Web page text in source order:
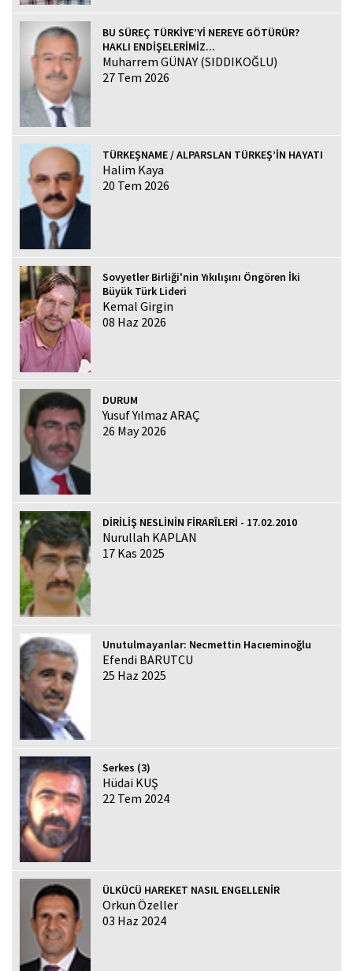
BU SÜREÇ TÜRKİYE’Yİ NEREYE GÖTÜRÜR?
HAKLI ENDİŞELERİMİZ...
Muharrem GÜNAY (SIDDIKOĞLU)
27 Tem 2026
TÜRKEŞNAME / ALPARSLAN TÜRKEŞ’İN HAYATI
Halim Kaya
20 Tem 2026
Sovyetler Birliği'nin Yıkılışını Öngören İki
Büyük Türk Lideri
Kemal Girgin
08 Haz 2026
DURUM
Yusuf Yılmaz ARAÇ
26 May 2026
DİRİLİŞ NESLİNİN FİRARÎLERİ - 17.02.2010
Nurullah KAPLAN
17 Kas 2025
Unutulmayanlar: Necmettin Hacıeminoğlu
Efendi BARUTCU
25 Haz 2025
Serkes (3)
Hüdai KUŞ
22 Tem 2024
ÜLKÜCÜ HAREKET NASIL ENGELLENİR
Orkun Özeller
03 Haz 2024